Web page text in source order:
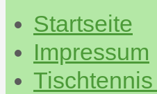
Startseite
Impressum